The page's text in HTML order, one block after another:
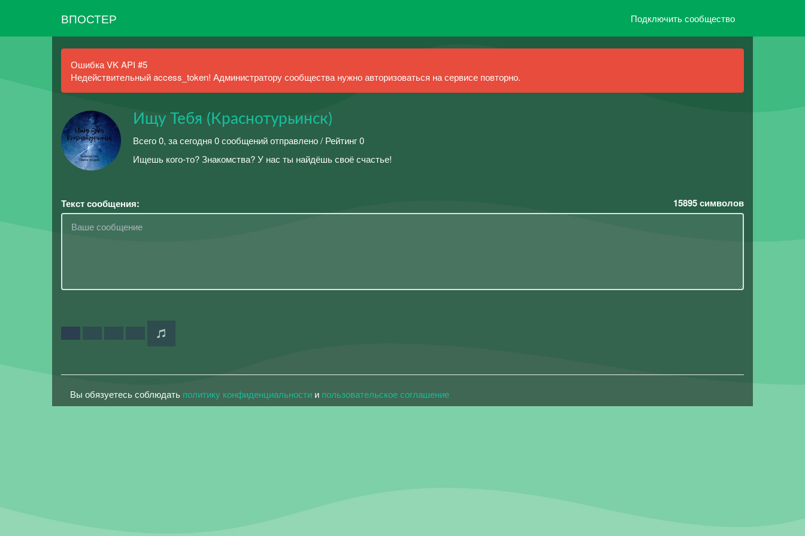
ВПОСТЕР Подключить сообщество
Ошибка VK API #5
Недействительный access_token! Администратору сообщества нужно авторизоваться на сервисе повторно.
Ищу Тебя (Краснотурьинск)
Всего 0, за сегодня 0 сообщений отправлено / Рейтинг 0
Ищешь кого-то? Знакомства? У нас ты найдёшь своё счастье!
Текст сообщения: 15895символов
Вы обязуетесь соблюдать политику конфиденциальности и пользовательское соглашение